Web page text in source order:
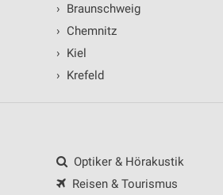
› Braunschweig
› Chemnitz
› Kiel
› Krefeld
Optiker & Hörakustik
Reisen & Tourismus